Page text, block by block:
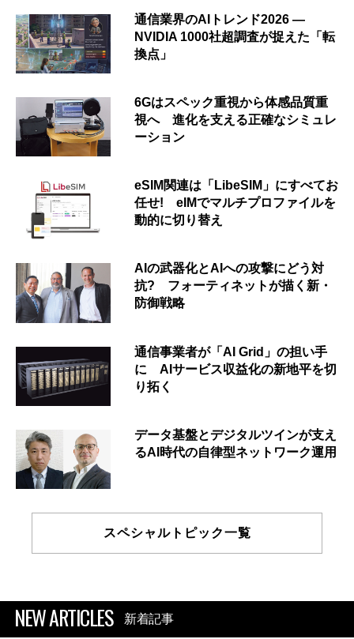
通信業界のAIトレンド2026 ―
NVIDIA 1000社超調査が捉えた「転
換点」
6Gはスペック重視から体感品質重
視へ 進化を支える正確なシミュレ
ーション
eSIM関連は「LibeSIM」にすべてお
任せ! eIMでマルチプロファイルを
動的に切り替え
AIの武器化とAIへの攻撃にどう対
抗? フォーティネットが描く新・
防御戦略
通信事業者が「AI Grid」の担い手
に AIサービス収益化の新地平を切
り拓く
データ基盤とデジタルツインが支え
るAI時代の自律型ネットワーク運用
スペシャルトピック一覧
NEW ARTICLES 新着記事